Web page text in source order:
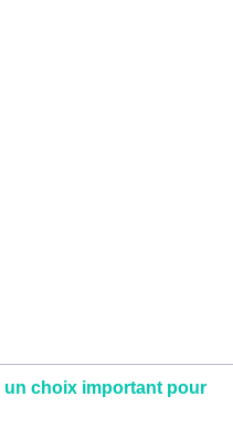
choix important pour